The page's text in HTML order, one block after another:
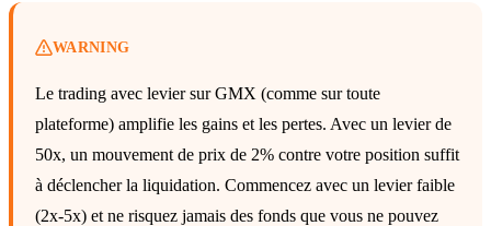
WARNING
Le trading avec levier sur GMX (comme sur toute
plateforme) amplifie les gains et les pertes. Avec un levier de
50x, un mouvement de prix de 2% contre votre position suffit
à déclencher la liquidation. Commencez avec un levier faible
(2x-5x) et ne risquez jamais des fonds que vous ne pouvez